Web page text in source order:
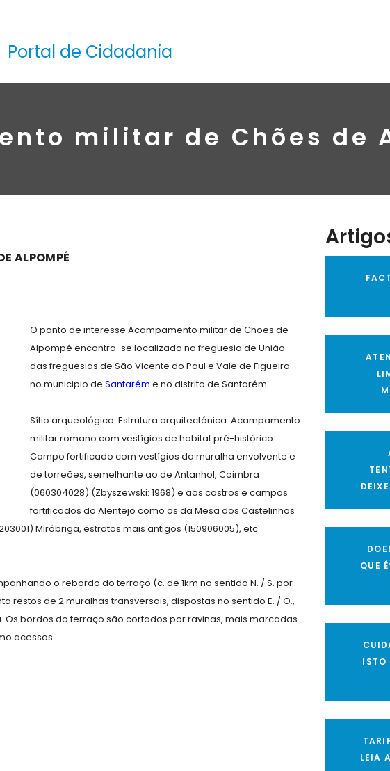
Portal de Cidadania
militar de Chões de
ALPOMPÉ
O ponto de interesse Acampamento militar de Chões de
Alpompé encontra-se localizado na freguesia de União
das freguesias de São Vicente do Paul e Vale de Figueira
no municipio de Santarém e no distrito de Santarém.
Sítio arqueológico. Estrutura arquitectónica. Acampamento
militar romano com vestígios de habitat pré-histórico.
Campo fortificado com vestígios da muralha envolvente e
de torreões, semelhante ao de Antanhol, Coimbra
(060304028) (Zbyszewski: 1968) e aos castros e campos
fortificados do Alentejo como os da Mesa dos Castelinhos
Miróbriga, estratos mais antigos (150906005), etc.
o rebordo do terraço (c. de 1km no sentido N. / S. por
restos de 2 muralhas transversais, dispostas no sentido E. / O.,
bordos do terraço são cortados por ravinas, mais marcadas
acessos
QUE
ISTO
LEIA